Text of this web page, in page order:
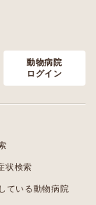
動物病院
ログイン
状検索
ている動物病院